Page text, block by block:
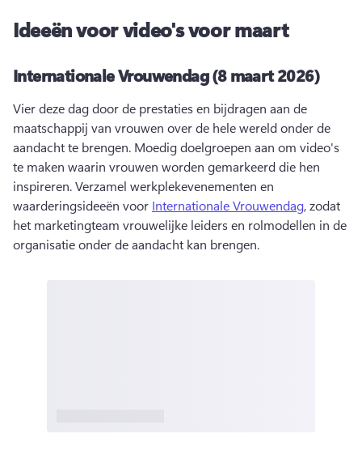
Ideeën voor video's voor maart
Internationale Vrouwendag (8 maart 2026)
Vier deze dag door de prestaties en bijdragen aan de
maatschappij van vrouwen over de hele wereld onder de
aandacht te brengen. Moedig doelgroepen aan om video's
te maken waarin vrouwen worden gemarkeerd die hen
inspireren. Verzamel werkplekevenementen en
waarderingsideeën voor Internationale Vrouwendag, zodat
het marketingteam vrouwelijke leiders en rolmodellen in de
organisatie onder de aandacht kan brengen.